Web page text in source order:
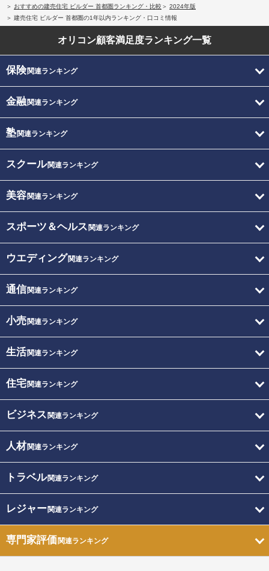
おすすめの建売住宅 ビルダー 首都圏ランキング・比較
2024年版
建売住宅 ビルダー 首都圏の1年以内ランキング・口コミ情報
オリコン顧客満足度ランキング一覧
保険関連ランキング
金融関連ランキング
塾関連ランキング
スクール関連ランキング
美容関連ランキング
スポーツ＆ヘルス 関連ランキング
ウエディング関連ランキング
通信関連ランキング
小売関連ランキング
生活関連ランキング
住宅関連ランキング
ビジネス 関連ランキング
人材関連ランキング
トラベル関連ランキング
レジャー関連ランキング
専門家評価関連ランキング